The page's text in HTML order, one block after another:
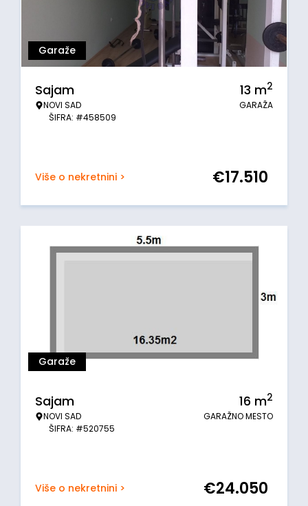
Garaže
Sajam
NOVI SAD
ŠIFRA: #458509
13 m2
GARAŽA
Više o nekretnini > €17.510
Garaže
Sajam
NOVI SAD
ŠIFRA: #520755
16 m2
GARAŽNO MESTO
Više o nekretnini > €24.050